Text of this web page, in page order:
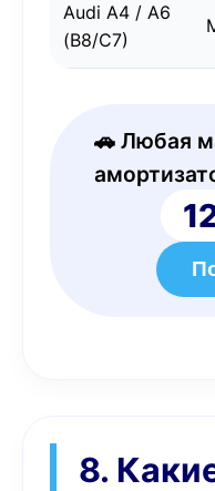
Audi A4 / A6
(B8/C7)
🚗 Любая
8.